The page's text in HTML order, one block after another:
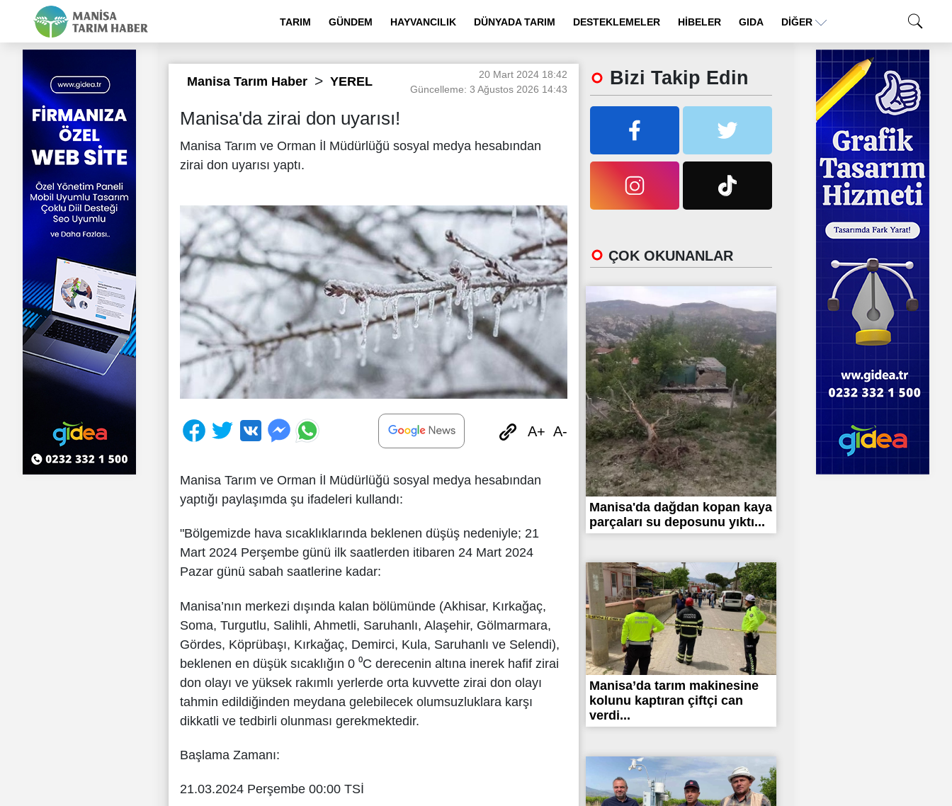
TARIM GÜNDEM HAYVANCILIK DÜNYADA TARIM DESTEKLEMELER HİBELER GIDA DIĞER
Manisa Tarım Haber YEREL
20 Mart 2024 18:42
Güncelleme: 3 Ağustos 2026 14:43
Manisa'da zirai don uyarısı!
Manisa Tarım ve Orman İl Müdürlüğü sosyal medya hesabından
zirai don uyarısı yaptı.
A+ A-
Manisa Tarım ve Orman İl Müdürlüğü sosyal medya hesabından
yaptığı paylaşımda şu ifadeleri kullandı:
"Bölgemizde hava sıcaklıklarında beklenen düşüş nedeniyle; 21
Mart 2024 Perşembe günü ilk saatlerden itibaren 24 Mart 2024
Pazar günü sabah saatlerine kadar:
Manisa’nın merkezi dışında kalan bölümünde (Akhisar, Kırkağaç,
Soma, Turgutlu, Salihli, Ahmetli, Saruhanlı, Alaşehir, Gölmarmara,
Gördes, Köprübaşı, Kırkağaç, Demirci, Kula, Saruhanlı ve Selendi),
beklenen en düşük sıcaklığın 0 ⁰C derecenin altına inerek hafif zirai
don olayı ve yüksek rakımlı yerlerde orta kuvvette zirai don olayı
tahmin edildiğinden meydana gelebilecek olumsuzluklara karşı
dikkatli ve tedbirli olunması gerekmektedir.
Başlama Zamanı:
21.03.2024 Perşembe 00:00 TSİ
Bizi Takip Edin
ÇOK OKUNANLAR
Manisa'da dağdan kopan kaya
parçaları su deposunu yıktı...
Manisa’da tarım makinesine
kolunu kaptıran çiftçi can
verdi...